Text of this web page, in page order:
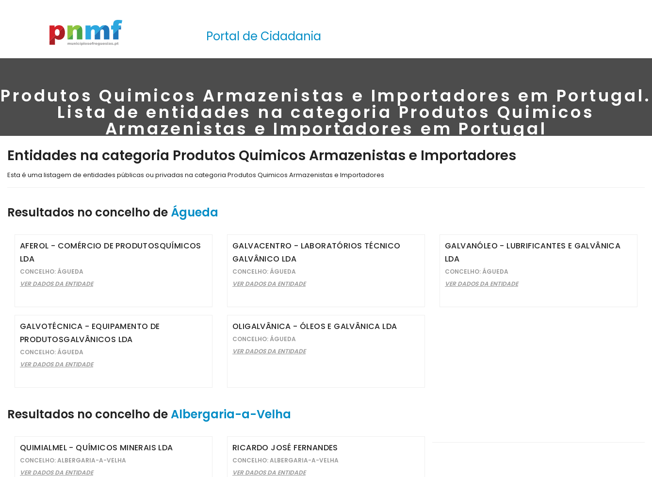
Portal de Cidadania
Produtos Quimicos Armazenistas e Importadores em Portugal.
Lista de entidades na categoria Produtos Quimicos
Armazenistas e Importadores em Portugal
Entidades na categoria Produtos Quimicos Armazenistas e Importadores
Esta é uma listagem de entidades públicas ou privadas na categoria Produtos Quimicos Armazenistas e Importadores
Resultados no concelho de Águeda
AFEROL - COMÉRCIO DE PRODUTOSQUÍMICOS
LDA
CONCELHO: ÁGUEDA
VER DADOS DA ENTIDADE
GALVACENTRO - LABORATÓRIOS TÉCNICO
GALVÂNICO LDA
CONCELHO: ÁGUEDA
VER DADOS DA ENTIDADE
GALVANÓLEO - LUBRIFICANTES E GALVÂNICA
LDA
CONCELHO: ÁGUEDA
VER DADOS DA ENTIDADE
GALVOTÉCNICA - EQUIPAMENTO DE
PRODUTOSGALVÂNICOS LDA
CONCELHO: ÁGUEDA
VER DADOS DA ENTIDADE
OLIGALVÂNICA - ÓLEOS E GALVÂNICA LDA
CONCELHO: ÁGUEDA
VER DADOS DA ENTIDADE
Resultados no concelho deAlbergaria-a-Velha
QUIMIALMEL - QUÍMICOS MINERAIS LDA
CONCELHO: ALBERGARIA-A-VELHA
VER DADOS DA ENTIDADE
RICARDO JOSÉ FERNANDES
CONCELHO: ALBERGARIA-A-VELHA
VER DADOS DA ENTIDADE